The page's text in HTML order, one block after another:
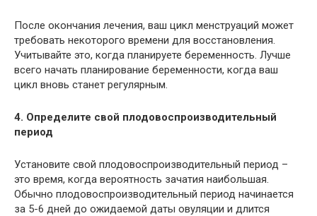
После окончания лечения, ваш цикл менструаций может
требовать некоторого времени для восстановления.
Учитывайте это, когда планируете беременность. Лучше
всего начать планирование беременности, когда ваш
цикл вновь станет регулярным.
4. Определите свой плодовоспроизводительный
период
Установите свой плодовоспроизводительный период –
это время, когда вероятность зачатия наибольшая.
Обычно плодовоспроизводительный период начинается
за 5-6 дней до ожидаемой даты овуляции и длится